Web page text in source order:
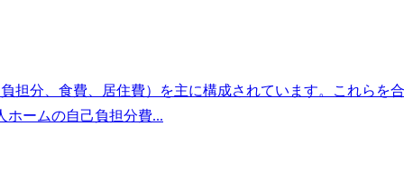
担分、食費、居住費）を主に構成されています。これらを合
ホームの自己負担分費...